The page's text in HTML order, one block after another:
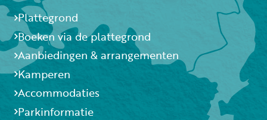
Plattegrond
Boeken via de plattegrond
Aanbiedingen & arrangementen
Kamperen
Accommodaties
Parkinformatie